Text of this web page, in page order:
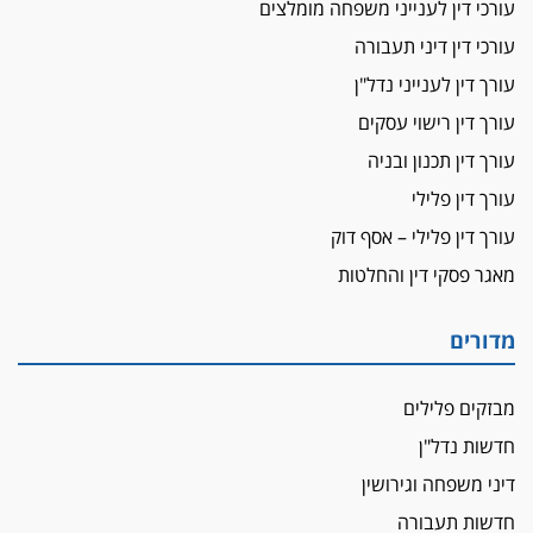
על המידתיות
ביה"ד המשמעתי ביטל השעיה לצמיתות של
עורכת-דין שהביעה שמחה ב-7 באוקטובר
אשם
עו"ד הלל בבייב הורשע בהונאת עשרות לקוחות,
ההסדר: 7-9 שנות מאסר
דין ומקרקעין
עורך דין ברמת השרון נחקר בחשד למרמה בעסקת
תובעת משטרתית פוטרה בחשד לעישון סמים
שנחשף בפעילות בלשים בטלגרם
לא בכל יום
הכנסת אישרה
הגבלת שכר טרחה בייצוג נכי צה"ל ונפגעי פעולות
איבה
עורכי דין לענייני משפחה מומלצים
עורכי דין דיני תעבורה
עורך דין לענייני נדל"ן
עורך דין רישוי עסקים
עורך דין תכנון ובניה
עורך דין פלילי
עורך דין פלילי – אסף דוק
מאגר פסקי דין והחלטות
מדורים
מבזקים פלילים
חדשות נדל"ן
דיני משפחה וגירושין
חדשות תעבורה